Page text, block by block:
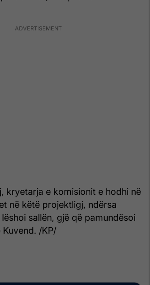
kryetarja e komisionit e hodhi në
në këtë projektligj, ndërsa
sallën, gjë që pamundësoi
/KP/